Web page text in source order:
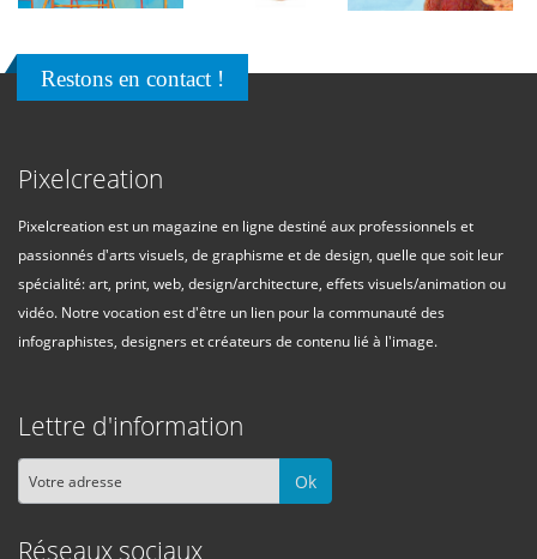
Restons en contact !
Pixelcreation
Pixelcreation est un magazine en ligne destiné aux professionnels et
passionnés d'arts visuels, de graphisme et de design, quelle que soit leur
spécialité: art, print, web, design/architecture, effets visuels/animation ou
vidéo. Notre vocation est d'être un lien pour la communauté des
infographistes, designers et créateurs de contenu lié à l'image.
Lettre d'information
Ok
Réseaux sociaux